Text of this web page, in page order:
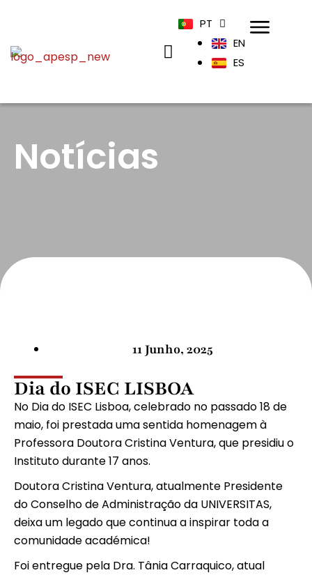
PT
EN
ES
Notícias
11 Junho, 2025
Dia do ISEC LISBOA
No Dia do ISEC Lisboa, celebrado no passado 18 de
maio, foi prestada uma sentida homenagem à
Professora Doutora Cristina Ventura, que presidiu o
Instituto durante 17 anos.
Doutora Cristina Ventura, atualmente Presidente
do Conselho de Administração da UNIVERSITAS,
deixa um legado que continua a inspirar toda a
comunidade académica!
Foi entregue pela Dra. Tânia Carraquico, atual